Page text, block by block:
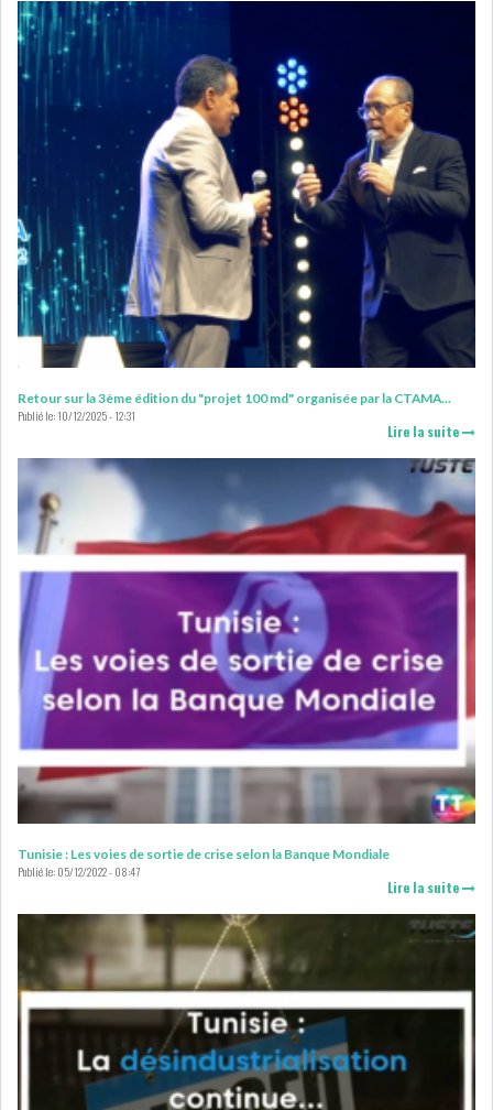
ASSURANCES PHARMACEUTIQUE
AUDIOVISUEL
LEASING
LOGISTIQUE ET
TRANSPORT
SANTÉ TOURSIME
DISTRIBUTION
COMPOSANTS
AUTOMOBILES
CHIMIE
DISTRIBUTION
FINANCIER IMMOBILIER
HOLDING INDUSTRIEL
AGRO-ALIMENTAIRE DIVERS
OFFICE PLAST : UNE LEVÉE DE
FONDS AU SER...
ANIMERA UNE C...
ENNAKL LÈVE 60 MD SUR LE
MARCHÉ OBLIGATA...
SIAME : LES TENSIONS
GÉOPOLITIQUES ET LE...
Retour sur la 3ème édition du "projet 100 md" organisée par la CTAMA...
Publié le:10/12/2025 - 12:31
Lire la suite
Tunisie : Les voies de sortie de crise selon la Banque Mondiale
Publié le:05/12/2022 - 08:47
Lire la suite